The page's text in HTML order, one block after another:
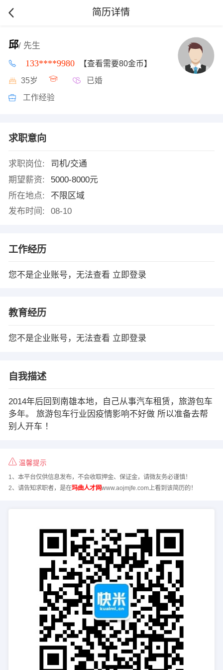
简历详情
邱/ 先生
133****9980 【查看需要80金币】
35岁 已婚
工作经验
求职意向
求职岗位:
司机/交通
期望薪资:
5000-8000元
所在地点:
不限区域
发布时间:
08-10
工作经历
您不是企业账号，无法查看 立即登录
教育经历
您不是企业账号，无法查看 立即登录
自我描述
2014年后回到南雄本地，自己从事汽车租赁，旅游包车
多年。 旅游包车行业因疫情影响不好做 所以准备去帮
别人开车 ！
温馨提示
1、本平台仅供信息发布，不会收取押金、保证金，请微友务必谨慎！
2、请告知求职者，是在玛曲人才网www.aojmjfe.com上看到该简历的！